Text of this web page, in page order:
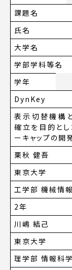
課題名
氏名
大学名
学部学科等名
学年
DynKey
表示切替機構
確立を目的とし
ーキャップの開
栗秋 健吾
東京大学
工学部 機械情
2年
川嶋 結己
東京大学
理学部 情報科